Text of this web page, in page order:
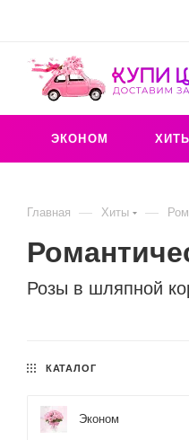
ЭКОНОМ ХИТЫ
Главная — Хиты —
Розы в шляпной
КАТАЛОГ
Эконом